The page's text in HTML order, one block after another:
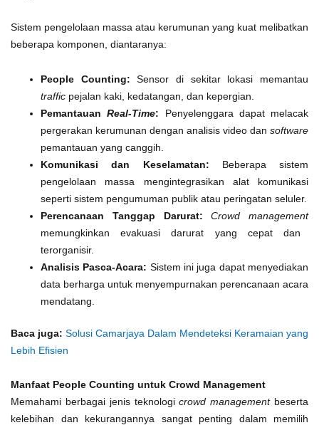
Sistem pengelolaan massa atau kerumunan yang kuat melibatkan
beberapa komponen, diantaranya:
People Counting: Sensor di sekitar lokasi memantau
traffic pejalan kaki, kedatangan, dan kepergian.
PemantauanReal-Time: Penyelenggara dapat melacak
pergerakan kerumunan dengan analisis video dan software
pemantauan yang canggih.
Komunikasi dan Keselamatan: Beberapa sistem
pengelolaan massa mengintegrasikan alat komunikasi
seperti sistem pengumuman publik atau peringatan seluler.
Perencanaan Tanggap Darurat:
Crowd management
memungkinkan evakuasi darurat yang cepat dan
terorganisir.
Analisis Pasca-Acara: Sistem ini juga dapat menyediakan
data berharga untuk menyempurnakan perencanaan acara
mendatang.
Baca juga: Solusi Camarjaya Dalam Mendeteksi Keramaian yang
Lebih Efisien
Manfaat People Counting untuk Crowd Management
Memahami berbagai jenis teknologicrowd managementbeserta
kelebihan dan kekurangannya sangat penting dalam memilih